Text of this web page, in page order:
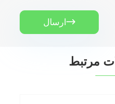
ارسال
مرتبط